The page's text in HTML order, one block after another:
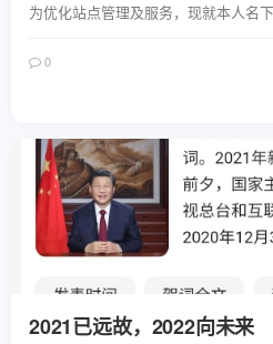
为优化站点管理及服务，现就本人名
0
2021已远故，2022向未来